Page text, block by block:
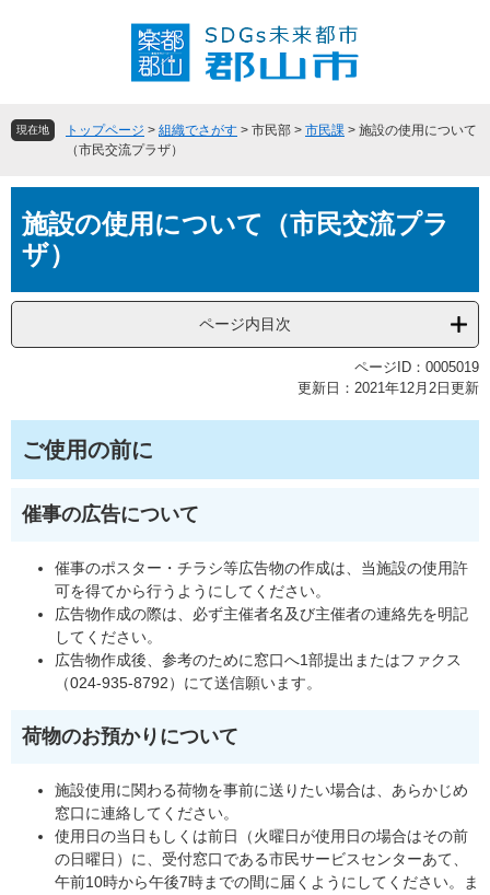
頭
飛現在地 トップページ > 組織でさがす > 市民部 > 市民課 > 施設の使用について
（市民交流プラザ）
文施設の使用について（市民交流プラ
ザ）
ページ内目次
ページID：0005019
更新日：2021年12月2日更新
ご使用の前に
催事の広告について
催事のポスター・チラシ等広告物の作成は、当施設の使用許
可を得てから行うようにしてください。
広告物作成の際は、必ず主催者名及び主催者の連絡先を明記
してください。
広告物作成後、参考のために窓口へ1部提出またはファクス
（024-935-8792）にて送信願います。
荷物のお預かりについて
施設使用に関わる荷物を事前に送りたい場合は、あらかじめ
窓口に連絡してください。
使用日の当日もしくは前日（火曜日が使用日の場合はその前
の日曜日）に、受付窓口である市民サービスセンターあて、
午前10時から午後7時までの間に届くようにしてください。ま